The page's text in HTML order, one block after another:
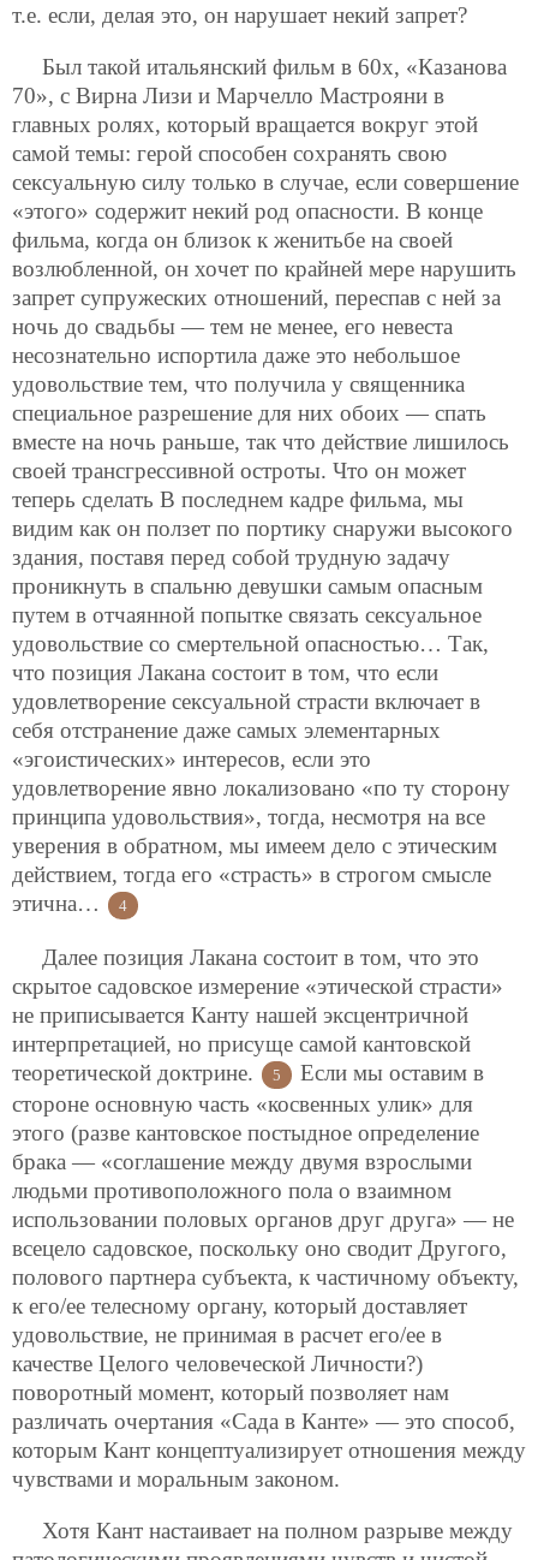
т.е. если, делая это, он нарушает некий запрет?
Был такой итальянский фильм в 60х, «Казанова
70», с Вирна Лизи и Марчелло Мастрояни в
главных ролях, который вращается вокруг этой
самой темы: герой способен сохранять свою
сексуальную силу только в случае, если совершение
«этого» содержит некий род опасности. В конце
фильма, когда он близок к женитьбе на своей
возлюбленной, он хочет по крайней мере нарушить
запрет супружеских отношений, переспав с ней за
ночь до свадьбы — тем не менее, его невеста
несознательно испортила даже это небольшое
удовольствие тем, что получила у священника
специальное разрешение для них обоих — спать
вместе на ночь раньше, так что действие лишилось
своей трансгрессивной остроты. Что он может
теперь сделать В последнем кадре фильма, мы
видим как он ползет по портику снаружи высокого
здания, поставя перед собой трудную задачу
проникнуть в спальню девушки самым опасным
путем в отчаянной попытке связать сексуальное
удовольствие со смертельной опасностью… Так,
что позиция Лакана состоит в том, что если
удовлетворение сексуальной страсти включает в
себя отстранение даже самых элементарных
«эгоистических» интересов, если это
удовлетворение явно локализовано «по ту сторону
принципа удовольствия», тогда, несмотря на все
уверения в обратном, мы имеем дело с этическим
действием, тогда его «страсть» в строгом смысле
этична…
4
Далее позиция Лакана состоит в том, что это
скрытое садовское измерение «этической страсти»
не приписывается Канту нашей эксцентричной
интерпретацией, но присуще самой кантовской
теоретической доктрине.
5
Если мы оставим в
стороне основную часть «косвенных улик» для
этого (разве кантовское постыдное определение
брака — «соглашение между двумя взрослыми
людьми противоположного пола о взаимном
использовании половых органов друг друга» — не
всецело садовское, поскольку оно сводит Другого,
полового партнера субъекта, к частичному объекту,
к его/ее телесному органу, который доставляет
удовольствие, не принимая в расчет его/ее в
качестве Целого человеческой Личности?)
поворотный момент, который позволяет нам
различать очертания «Сада в Канте» — это способ,
которым Кант концептуализирует отношения между
чувствами и моральным законом.
Хотя Кант настаивает на полном разрыве между